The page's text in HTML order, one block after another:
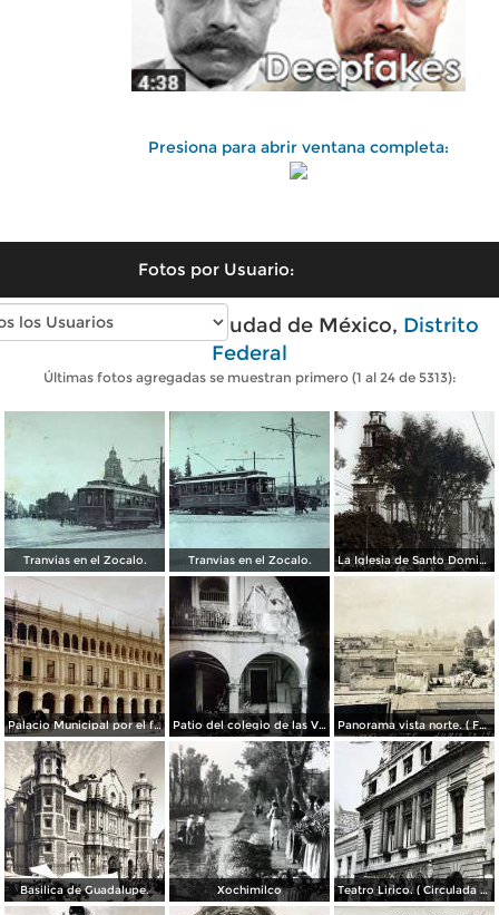
Presiona para abrir ventana completa:
Fotos por Usuario:
Fotos antiguas de Ciudad de México, Distrito
Federal
Últimas fotos agregadas se muestran primero (1 al 24 de 5313):
Tranvias en el Zocalo. Tranvias en el Zocalo. La Iglesia de Santo Domingo.
Palacio Municipal por el fotografo Hugo Brehme.. Patio del colegio de las Vizcainas por el fotografo Hugo Brehme. Panorama vista norte. ( Fechada el 20 de Junio de 1905 ).
Basilica de Guadalupe. Xochimilco Teatro Lirico. ( Circulada el 1 de Agosto de 1926 ).